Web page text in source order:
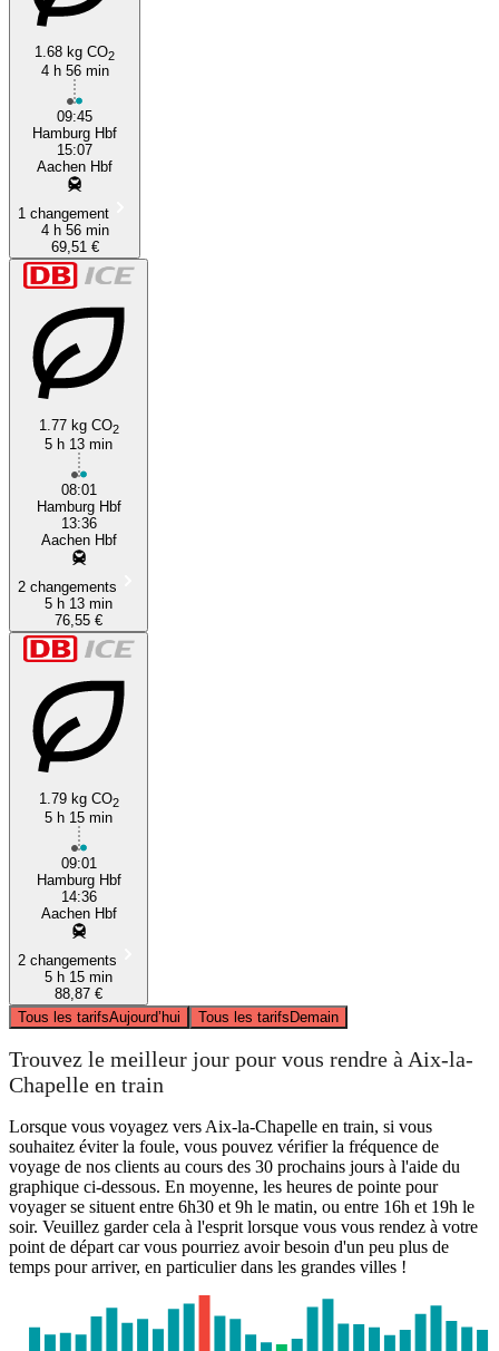
1.68 kg CO2
4 h 56 min
09:45
Hamburg Hbf
15:07
Aachen Hbf
1 changement
4 h 56 min
69,51 €
1.77 kg CO2
5 h 13 min
08:01
Hamburg Hbf
13:36
Aachen Hbf
2 changements
5 h 13 min
76,55 €
1.79 kg CO2
5 h 15 min
09:01
Hamburg Hbf
14:36
Aachen Hbf
2 changements
5 h 15 min
88,87 €
Tous les tarifsAujourd’hui Tous les tarifsDemain
Trouvez le meilleur jour pour vous rendre à Aix-la-
Chapelle en train
Lorsque vous voyagez vers Aix-la-Chapelle en train, si vous
souhaitez éviter la foule, vous pouvez vérifier la fréquence de
voyage de nos clients au cours des 30 prochains jours à l'aide du
graphique ci-dessous. En moyenne, les heures de pointe pour
voyager se situent entre 6h30 et 9h le matin, ou entre 16h et 19h le
soir. Veuillez garder cela à l'esprit lorsque vous vous rendez à votre
point de départ car vous pourriez avoir besoin d'un peu plus de
temps pour arriver, en particulier dans les grandes villes !